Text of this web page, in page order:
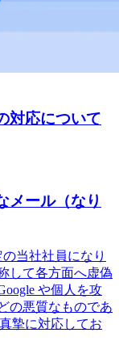
対応について
メール（なり
の当社社員になり
して各方面へ虚偽
や個人を攻
の悪質なものであ
摯に対応してお